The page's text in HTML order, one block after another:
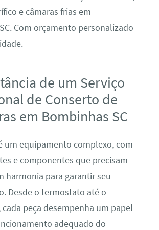
e câmaras frias em
Com orçamento personalizado
de um Serviço
de Conserto de
em Bombinhas SC
um equipamento complexo, com
e componentes que precisam
harmonia para garantir seu
Desde o termostato até o
peça desempenha um papel
adequado do